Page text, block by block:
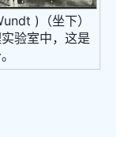
)（坐下）
验室中，这是